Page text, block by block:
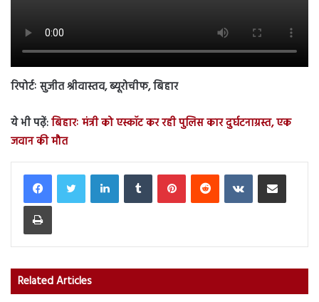
रिपोर्टः सुजीत श्रीवास्तव, ब्यूरोचीफ, बिहार
ये भी पढ़ें:बिहारः मंत्री को एस्कॉट कर रही पुलिस कार दुर्घटनाग्रस्त, एक
जवान की मौत
LinkedInTumblr PinterestReddit VKontakteShare via Email
Print
Related Articles